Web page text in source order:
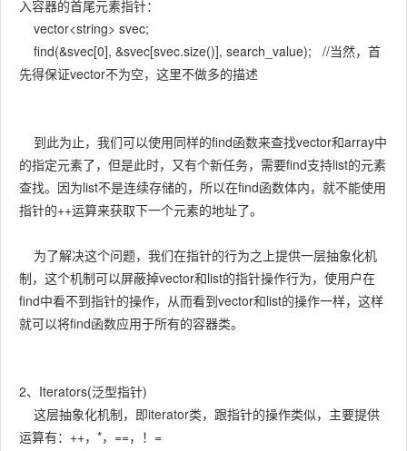
入容器的首尾元素指针：
vector<string> svec;
find(&svec[0], &svec[svec.size()], search_value); //当然，首
先得保证vector不为空，这里不做多的描述
到此为止，我们可以使用同样的find函数来查找vector和array中
的指定元素了，但是此时，又有个新任务，需要find支持list的元素
查找。因为list不是连续存储的，所以在find函数体内，就不能使用
指针的++运算来获取下一个元素的地址了。
为了解决这个问题，我们在指针的行为之上提供一层抽象化机
制，这个机制可以屏蔽掉vector和list的指针操作行为，使用户在
find中看不到指针的操作，从而看到vector和list的操作一样，这样
就可以将find函数应用于所有的容器类。
2、Iterators(泛型指针)
这层抽象化机制，即iterator类，跟指针的操作类似，主要提供
运算有：++，*，==，！=